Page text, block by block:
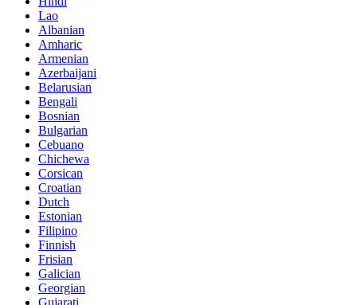
Lao
Albanian
Amharic
Armenian
Azerbaijani
Belarusian
Bengali
Bosnian
Bulgarian
Cebuano
Chichewa
Corsican
Croatian
Dutch
Estonian
Filipino
Finnish
Frisian
Galician
Georgian